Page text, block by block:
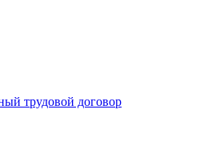
трудовой договор